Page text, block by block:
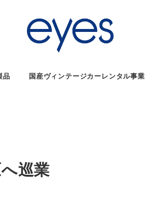
品 国産ヴィンテージカーレンタル事業
巡業